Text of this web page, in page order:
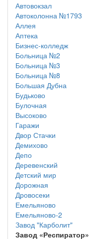
Автовокзал
Автоколонна №1793
Аллея
Аптека
Бизнес-колледж
Больница №2
Больница №3
Больница №8
Большая Дубна
Будьково
Булочная
Высоково
Гаражи
Двор Стачки
Демихово
Депо
Деревенский
Детский мир
Дорожная
Дровосеки
Емельяново
Емельяново-2
Завод "Карболит"
Завод «Респиратор»